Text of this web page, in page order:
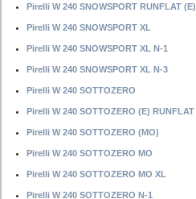
Pirelli W 240 SNOWSPORT RUNFLAT (E)
Pirelli W 240 SNOWSPORT XL
Pirelli W 240 SNOWSPORT XL N-1
Pirelli W 240 SNOWSPORT XL N-3
Pirelli W 240 SOTTOZERO
Pirelli W 240 SOTTOZERO (E) RUNFLAT
Pirelli W 240 SOTTOZERO (MO)
Pirelli W 240 SOTTOZERO MO
Pirelli W 240 SOTTOZERO MO XL
Pirelli W 240 SOTTOZERO N-1